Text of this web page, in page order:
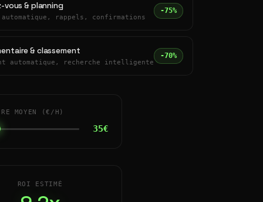
vous & planning
rappels, confirmations
-75%
& classement
automatique, recherche intelligente
-70%
MOYEN (€/H)
35€
ROI ESTIMÉ